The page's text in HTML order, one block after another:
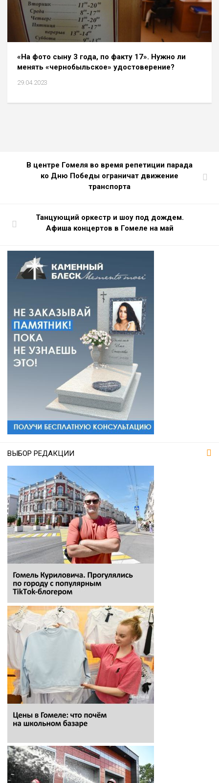
«На фото сыну 3 года, по факту 17». Нужно ли
менять «чернобыльское» удостоверение?
29.04.2023
В центре Гомеля во время репетиции парада
ко Дню Победы ограничат движение
транспорта
Танцующий оркестр и шоу под дождем.
Афиша концертов в Гомеле на май
ВЫБОР РЕДАКЦИИ